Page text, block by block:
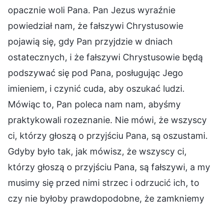
opacznie woli Pana. Pan Jezus wyraźnie
powiedział nam, że fałszywi Chrystusowie
pojawią się, gdy Pan przyjdzie w dniach
ostatecznych, i że fałszywi Chrystusowie będą
podszywać się pod Pana, posługując Jego
imieniem, i czynić cuda, aby oszukać ludzi.
Mówiąc to, Pan poleca nam nam, abyśmy
praktykowali rozeznanie. Nie mówi, że wszyscy
ci, którzy głoszą o przyjściu Pana, są oszustami.
Gdyby było tak, jak mówisz, że wszyscy ci,
którzy głoszą o przyjściu Pana, są fałszywi, a my
musimy się przed nimi strzec i odrzucić ich, to
czy nie byłoby prawdopodobne, że zamkniemy